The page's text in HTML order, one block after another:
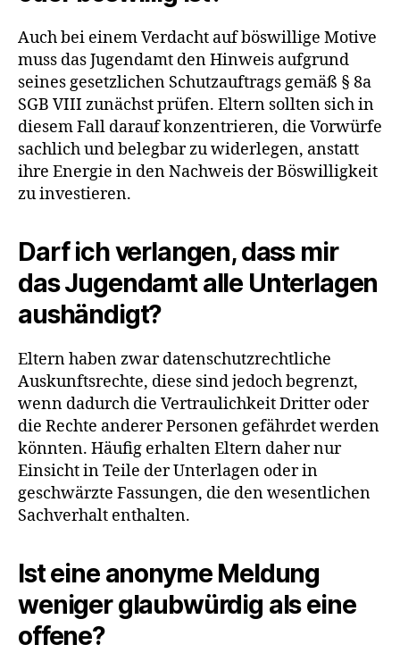
Auch bei einem Verdacht auf böswillige Motive
muss das Jugendamt den Hinweis aufgrund
seines gesetzlichen Schutzauftrags gemäß § 8a
SGB VIII zunächst prüfen. Eltern sollten sich in
diesem Fall darauf konzentrieren, die Vorwürfe
sachlich und belegbar zu widerlegen, anstatt
ihre Energie in den Nachweis der Böswilligkeit
zu investieren.
Darf ich verlangen, dass mir
das Jugendamt alle Unterlagen
aushändigt?
Eltern haben zwar datenschutzrechtliche
Auskunftsrechte, diese sind jedoch begrenzt,
wenn dadurch die Vertraulichkeit Dritter oder
die Rechte anderer Personen gefährdet werden
könnten. Häufig erhalten Eltern daher nur
Einsicht in Teile der Unterlagen oder in
geschwärzte Fassungen, die den wesentlichen
Sachverhalt enthalten.
Ist eine anonyme Meldung
weniger glaubwürdig als eine
offene?